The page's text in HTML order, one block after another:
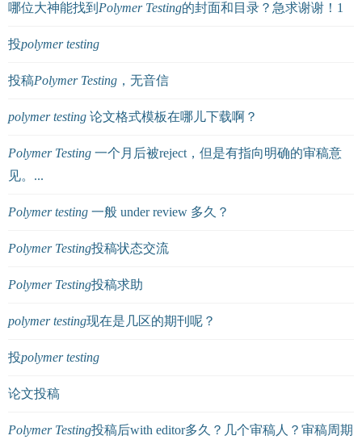
哪位大神能找到 Polymer Testing的封面和目录？急求谢谢！1
投polymer testing
投稿Polymer Testing ，无音信
polymer testing 论文格式模板在哪儿下载啊？
Polymer Testing 一个月后被reject，但是有指向明确的审稿意
见。...
Polymer testing 一般 under review 多久？
Polymer Testing投稿状态交流
Polymer Testing投稿求助
polymer testing现在是几区的期刊呢？
投polymer testing
论文投稿
Polymer Testing投稿后with editor多久？几个审稿人？审稿周期